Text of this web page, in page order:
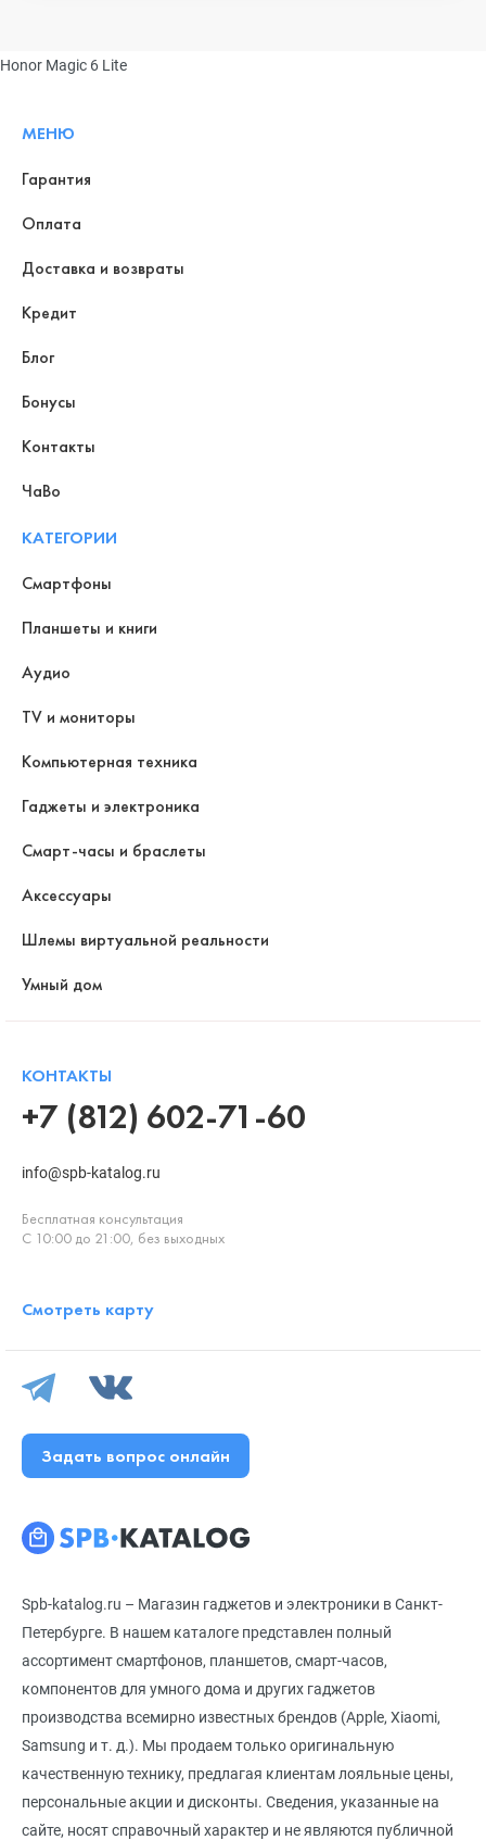
Honor Magic 6 Lite
Spb-katalog.ru – Магазин гаджетов и электроники в Санкт-
Петербурге. В нашем каталоге представлен полный
ассортимент смартфонов, планшетов, смарт-часов,
компонентов для умного дома и других гаджетов
производства всемирно известных брендов (Apple, Xiaomi,
Samsung и т. д.). Мы продаем только оригинальную
качественную технику, предлагая клиентам лояльные цены,
персональные акции и дисконты. Сведения, указанные на
сайте, носят справочный характер и не являются публичной
МЕНЮ
Гарантия
Оплата
Доставка и возвраты
Кредит
Блог
Бонусы
Контакты
ЧаВо
КАТЕГОРИИ
Смартфоны
Планшеты и книги
Аудио
TV и мониторы
Компьютерная техника
Гаджеты и электроника
Смарт-часы и браслеты
Аксессуары
Шлемы виртуальной реальности
Умный дом
КОНТАКТЫ
+7 (812) 602-71-60
info@spb-katalog.ru
Бесплатная консультация
С 10:00 до 21:00, без выходных
Смотреть карту
Задать вопрос онлайн